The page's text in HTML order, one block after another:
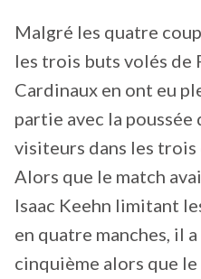
Malgré les quatre
les trois buts volés de
Cardinaux en ont eu
partie avec la
visiteurs dans les trois
Alors que le match
Isaac Keehn limitant
en quatre manches, il
cinquième alors que